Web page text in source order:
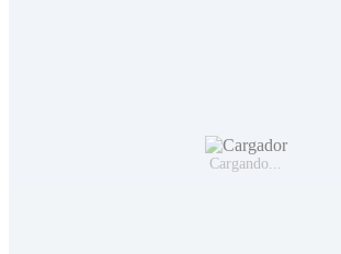
Cargando...